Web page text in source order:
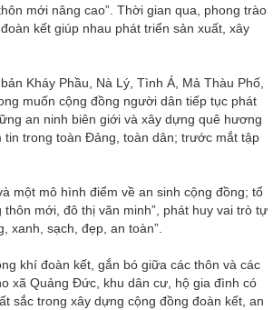
mới nâng cao”. Thời gian qua, phong trào
kết giúp nhau phát triển sản xuất, xây
Kháy Phầu, Nà Lý, Tình Á, Mả Thàu Phố,
muốn cộng đồng người dân tiếp tục phát
an ninh biên giới và xây dựng quê hương
tin trong toàn Đảng, toàn dân; trước mắt tập
một mô hình điểm về an sinh cộng đồng; tổ
mới, đô thị văn minh”, phát huy vai trò tự
xanh, sạch, đẹp, an toàn”.
khí đoàn kết, gắn bó giữa các thôn và các
xã Quảng Đức, khu dân cư, hộ gia đình có
sắc trong xây dựng cộng đồng đoàn kết, an